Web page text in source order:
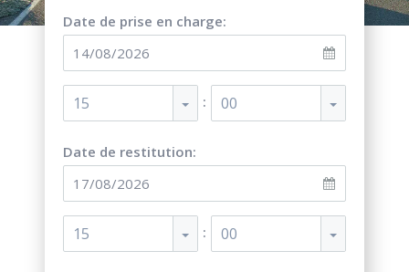
Date de prise en charge:
15 : 00
Date de restitution:
15 : 00